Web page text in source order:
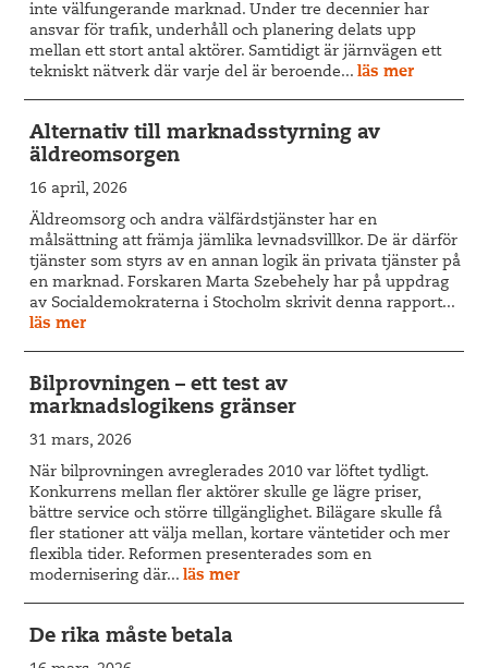
inte välfungerande marknad. Under tre decennier har
ansvar för trafik, underhåll och planering delats upp
mellan ett stort antal aktörer. Samtidigt är järnvägen ett
tekniskt nätverk där varje del är beroende...läs mer
Alternativ till marknadsstyrning av
äldreomsorgen
16 april, 2026
Äldreomsorg och andra välfärdstjänster har en
målsättning att främja jämlika levnadsvillkor. De är därför
tjänster som styrs av en annan logik än privata tjänster på
en marknad. Forskaren Marta Szebehely har på uppdrag
av Socialdemokraterna i Stocholm skrivit denna rapport...
läs mer
Bilprovningen – ett test av
marknadslogikens gränser
31 mars, 2026
När bilprovningen avreglerades 2010 var löftet tydligt.
Konkurrens mellan fler aktörer skulle ge lägre priser,
bättre service och större tillgänglighet. Bilägare skulle få
fler stationer att välja mellan, kortare väntetider och mer
flexibla tider. Reformen presenterades som en
modernisering där...läs mer
De rika måste betala